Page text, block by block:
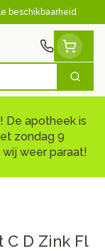
beschikbaarheid
Zoek
De apotheek is
zondag 9
weer paraat!
C D Zink Fl